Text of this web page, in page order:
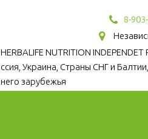
8-
HERBALIFE NUTRITION
ссия, Украина, Страны СНГ и
него зарубежья